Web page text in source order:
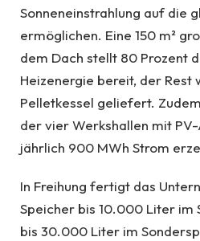
Sonneneinstrahlung auf die
ermöglichen. Eine 150 m²
dem Dach stellt 80 Prozent
Heizenergie bereit, der Rest
Pelletkessel geliefert.
der vier Werkshallen mit
jährlich 900 MWh Strom
In Freihung fertigt das
Speicher bis 10.000 Liter im
bis 30.000 Liter im